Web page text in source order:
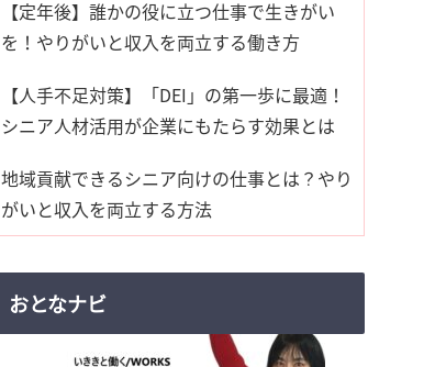
【定年後】誰かの役に立つ仕事で生きがい
を！やりがいと収入を両立する働き方
【人手不足対策】「DEI」の第一歩に最適！
シニア人材活用が企業にもたらす効果とは
地域貢献できるシニア向けの仕事とは？やり
がいと収入を両立する方法
おとなナビ